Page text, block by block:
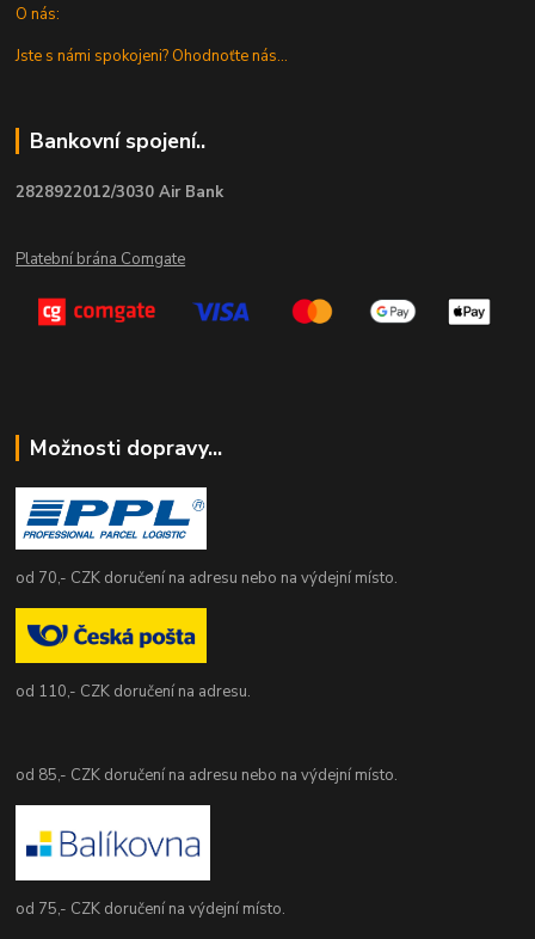
O nás:
Jste s námi spokojeni? Ohodnoťte nás...
Bankovní spojení..
2828922012/3030 Air Bank
Platební brána Comgate
Možnosti dopravy...
od 70,- CZK doručení na adresu nebo na výdejní místo.
od 110,- CZK doručení na adresu.
od 85,- CZK doručení na adresu nebo na výdejní místo.
od 75,- CZK doručení na výdejní místo.